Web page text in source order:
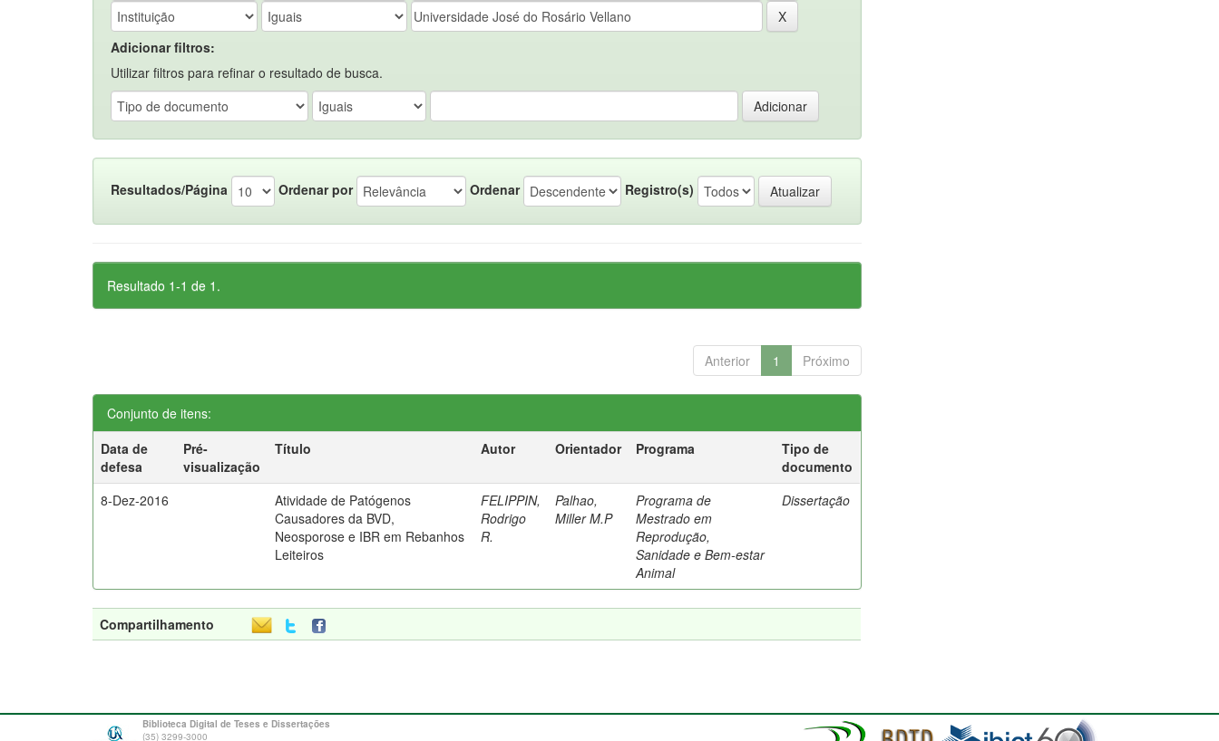
Adicionar filtros:
Utilizar filtros para refinar o resultado de busca.
Resultados/Página Ordenar por Ordenar Registro(s)
Resultado 1-1 de 1.
Anterior 1 Próximo
Conjunto de itens:
Data de
defesa
Pré-
visualização
Título Autor Orientador Programa
Tipo de
documento
8-Dez-2016
Atividade de Patógenos
Causadores da BVD,
Neosporose e IBR em Rebanhos
Leiteiros
FELIPPIN,
Rodrigo
R.
Palhao,
Miller M.P
Programa de
Mestrado em
Reprodução,
Sanidade e Bem-estar
Animal
Dissertação
Compartilhamento
Biblioteca Digital de Teses e Dissertações
(35) 3299-3000